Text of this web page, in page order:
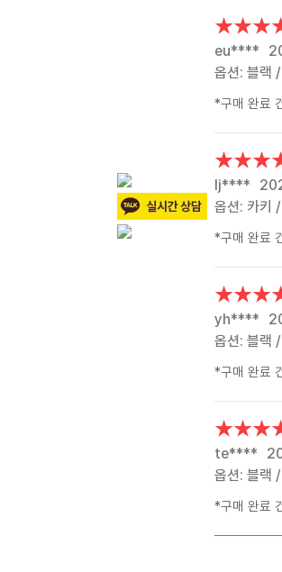
eu****
옵션: 블랙
*구매 완료
lj****
옵션: 카키
*구매 완료
yh****
옵션: 블랙
*구매 완료
te****
옵션: 블랙
*구매 완료